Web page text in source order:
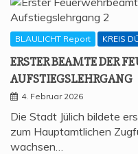
BLAULICHT Report KREIS
ERS­TER BEAM­TE DER
AUFSTIEGSLEHRGANG
4. Februar 2026
Die Stadt Jülich bildete
zum Hauptamtlichen
wachsen…